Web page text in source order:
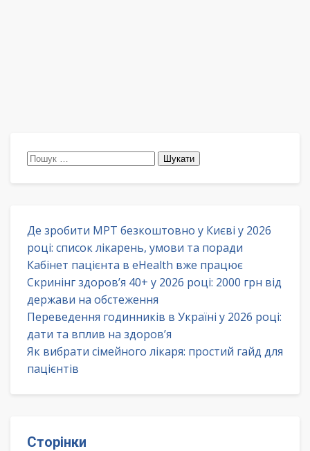
Пошук:
Де зробити МРТ безкоштовно у Києві у 2026
році: список лікарень, умови та поради
Кабінет пацієнта в eHealth вже працює
Скринінг здоров’я 40+ у 2026 році: 2000 грн від
держави на обстеження
Переведення годинників в Україні у 2026 році:
дати та вплив на здоров’я
Як вибрати сімейного лікаря: простий гайд для
пацієнтів
Сторінки